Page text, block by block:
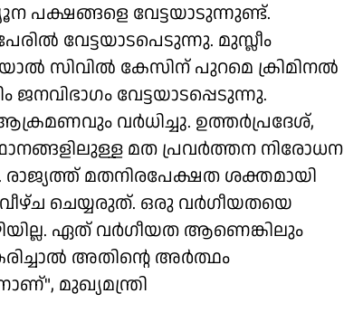
പക്ഷങ്ങളെ വേട്ടയാടുന്നുണ്ട്.
വേട്ടയാടപെടുന്നു. മുസ്ലീം
സിവിൽ കേസിന് പുറമെ ക്രിമിനൽ
വേട്ടയാടപ്പെടുന്നു.
വർധിച്ചു. ഉത്തർപ്രദേശ്,
മത പ്രവർത്തന നിരോധന
മതനിരപേക്ഷത ശക്തമായി
ചെയ്യരുത്. ഒരു വർഗീയതയെ
ഏത് വർഗീയത ആണെങ്കിലും
അതിൻ്റെ അർത്ഥം
മുഖ്യമന്ത്രി